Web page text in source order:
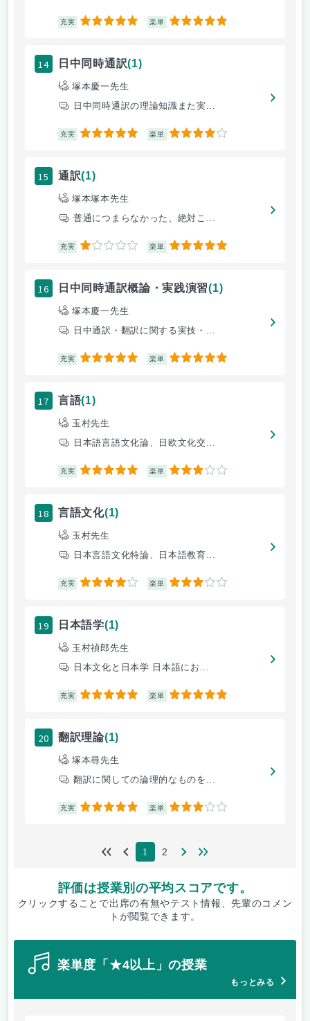
充実 5 楽単 5
14 日中同時通訳(1)
塚本慶一先生
日中同時通訳の理論知識また実...
充実 5 楽単 4
15 通訳(1)
塚本塚本先生
普通につまらなかった、絶対こ...
充実 1 楽単 5
16 日中同時通訳概論・実践演習(1)
塚本慶一先生
日中通訳・翻訳に関する実技・...
充実 5 楽単 5
17 言語(1)
玉村先生
日本語言語文化論、日欧文化交...
充実 5 楽単 3
18 言語文化(1)
玉村先生
日本言語文化特論、日本語教育...
充実 4 楽単 3
19 日本語学(1)
玉村禎郎先生
日本文化と日本学 日本語にお...
充実 5 楽単 5
20 翻訳理論(1)
塚本尋先生
翻訳に関しての論理的なものを...
充実 5 楽単 3
1 2
評価は授業別の平均スコアです。
クリックすることで出席の有無やテスト情報、先輩のコメン
トが閲覧できます。
楽単度「★4以上」の授業
もっとみる